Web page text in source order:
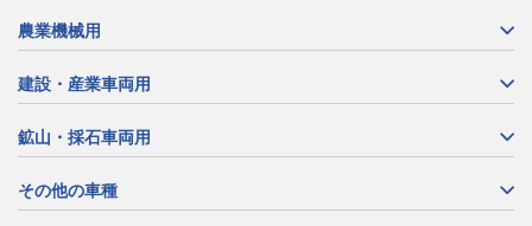
農業機械用
建設・産業車両用
鉱山・採石車両用
その他の車種